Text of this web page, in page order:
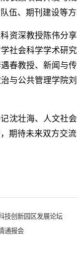
伍、期刊建设等
资深教授陈伟分
社会科学学术研
春教授、新闻与
与公共管理学院
沈壮海、人文社
期待未来双方交流
技创新园区发展论坛
通报会